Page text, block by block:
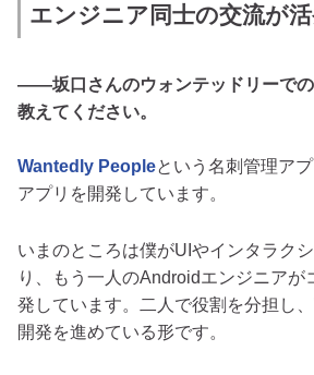
エンジニア同士の交流が
――坂口さんのウォンテッドリーで
教えてください。
Wantedly Peopleという名刺管理ア
アプリを開発しています。
いまのところは僕がUIやインタラク
り、もう一人のAndroidエンジニアが
発しています。二人で役割を分担し
開発を進めている形です。